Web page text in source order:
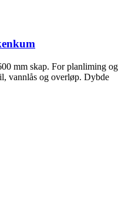
mm skap. For planliming og
vannlås og overløp. Dybde